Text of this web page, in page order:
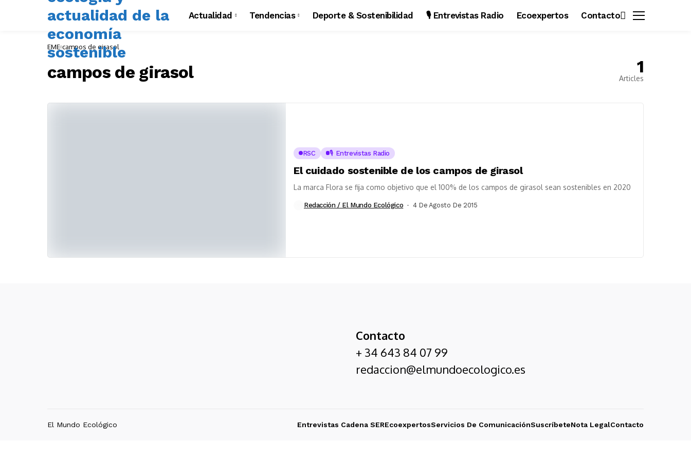
Actualidad Tendencias Deporte & Sostenibilidad 🎙️ Entrevistas Radio Ecoexpertos Contacto
EME campos de girasol
campos de girasol 1
Articles
RSC 🎙️ Entrevistas Radio
El cuidado sostenible de los campos de girasol
La marca Flora se fija como objetivo que el 100% de los campos de girasol sean sostenibles en 2020
Redacción / El Mundo Ecológico 4 De Agosto De 2015
Contacto
+ 34 643 84 07 99
redaccion@elmundoecologico.es
El Mundo Ecológico Entrevistas Cadena SEREcoexpertosServicios De ComunicaciónSuscríbeteNota LegalContacto